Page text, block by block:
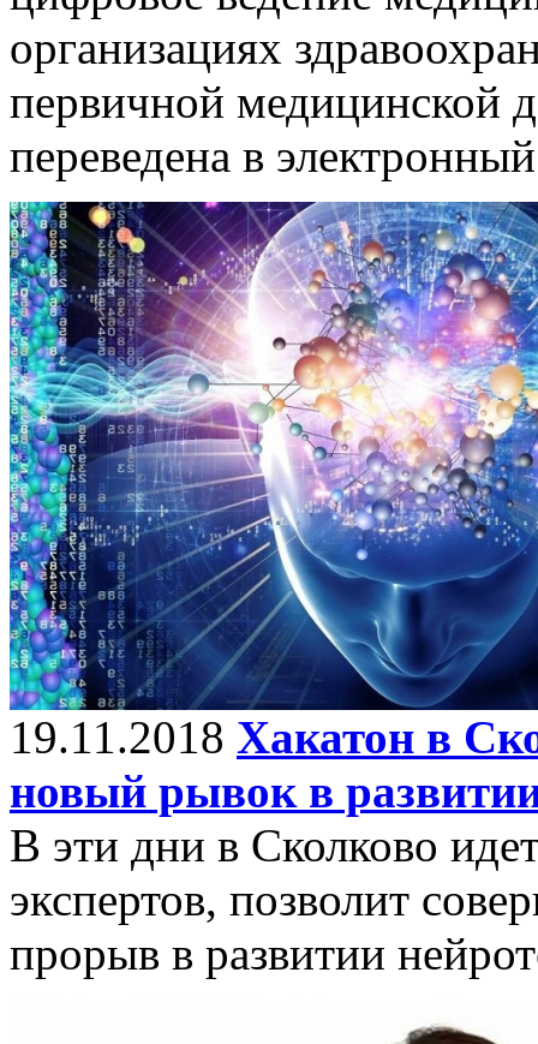
организациях
первичной медицинской
переведена в
19.11.2018 Хакатон в
новый рывок в
В эти дни в Сколково
экспертов, позволит
прорыв в развитии